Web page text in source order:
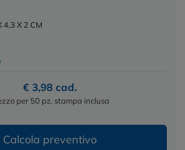
4,3 X 2 CM
€ 3,98 cad.
per 50 pz. stampa inclusa
Calcola preventivo